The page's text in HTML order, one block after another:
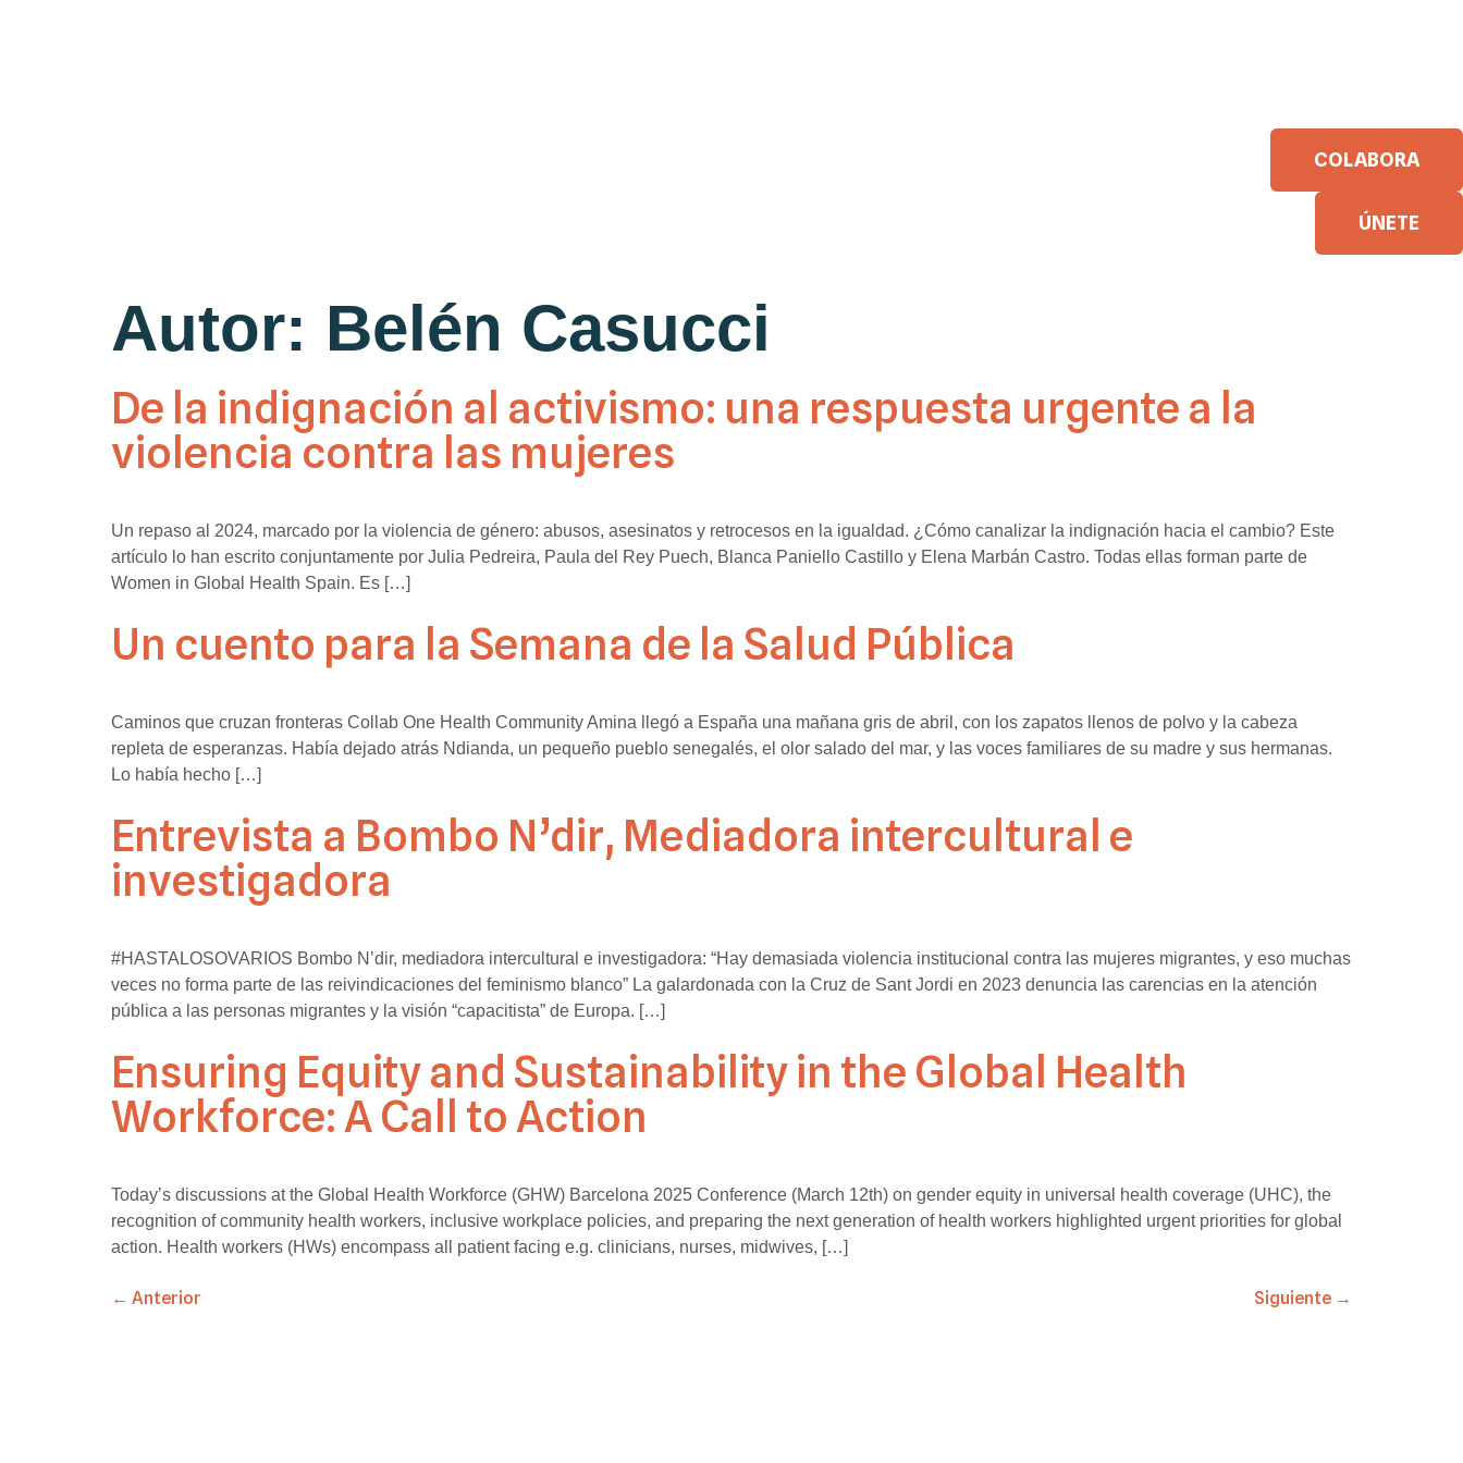
COLABORA
ÚNETE
Autor: Belén Casucci
De la indignación al activismo: una respuesta urgente a la
violencia contra las mujeres
Un repaso al 2024, marcado por la violencia de género: abusos, asesinatos y retrocesos en la igualdad. ¿Cómo canalizar la indignación hacia el cambio? Este
artículo lo han escrito conjuntamente por Julia Pedreira, Paula del Rey Puech, Blanca Paniello Castillo y Elena Marbán Castro. Todas ellas forman parte de
Women in Global Health Spain. Es […]
Un cuento para la Semana de la Salud Pública
Caminos que cruzan fronteras Collab One Health Community Amina llegó a España una mañana gris de abril, con los zapatos llenos de polvo y la cabeza
repleta de esperanzas. Había dejado atrás Ndianda, un pequeño pueblo senegalés, el olor salado del mar, y las voces familiares de su madre y sus hermanas.
Lo había hecho […]
Entrevista a Bombo N’dir, Mediadora intercultural e
investigadora
#HASTALOSOVARIOS Bombo N’dir, mediadora intercultural e investigadora: “Hay demasiada violencia institucional contra las mujeres migrantes, y eso muchas
veces no forma parte de las reivindicaciones del feminismo blanco” La galardonada con la Cruz de Sant Jordi en 2023 denuncia las carencias en la atención
pública a las personas migrantes y la visión “capacitista” de Europa. […]
Ensuring Equity and Sustainability in the Global Health
Workforce: A Call to Action
Today’s discussions at the Global Health Workforce (GHW) Barcelona 2025 Conference (March 12th) on gender equity in universal health coverage (UHC), the
recognition of community health workers, inclusive workplace policies, and preparing the next generation of health workers highlighted urgent priorities for global
action. Health workers (HWs) encompass all patient facing e.g. clinicians, nurses, midwives, […]
← Anterior Siguiente →